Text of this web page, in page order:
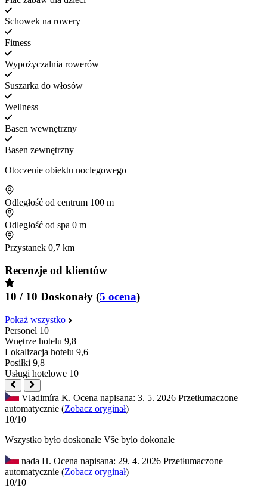
Schowek na rowery
Fitness
Wypożyczalnia rowerów
Suszarka do włosów
Wellness
Basen wewnętrzny
Basen zewnętrzny
Otoczenie obiektu noclegowego
Odległość od centrum 100 m
Odległość od spa 0 m
Przystanek 0,7 km
Recenzje od klientów
10 / 10 Doskonały (5 ocena)
Pokaż wszystko
Personel 10
Wnętrze hotelu 9,8
Lokalizacja hotelu 9,6
Posiłki 9,8
Usługi hotelowe 10
Vladimíra K. Ocena napisana: 3. 5. 2026 Przetłumaczone
automatycznie (Zobacz oryginał)
10/10
Wszystko było doskonałe Vše bylo dokonale
nada H. Ocena napisana: 29. 4. 2026 Przetłumaczone
automatycznie (Zobacz oryginał)
10/10